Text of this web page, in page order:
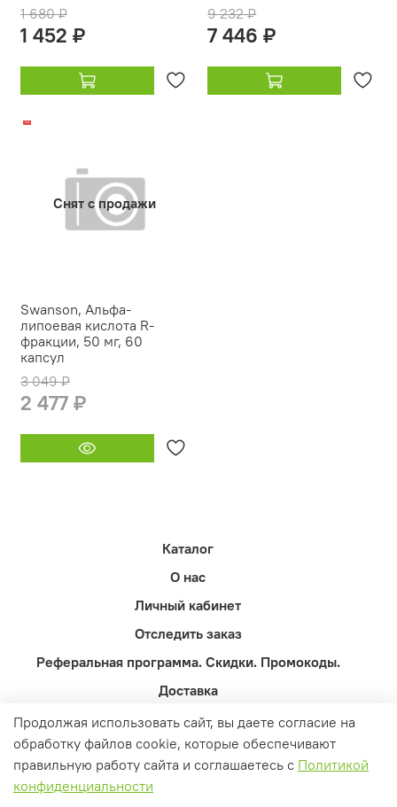
1 680 ₽
1 452 ₽
9 232 ₽
7 446 ₽
Снят с продажи
-19%
Swanson, Альфа-
липоевая кислота R-
фракции, 50 мг, 60
капсул
3 049 ₽
2 477 ₽
Каталог
О нас
Личный кабинет
Отследить заказ
Реферальная программа. Скидки. Промокоды.
Доставка
Оферта и политика конфиденциальности
Пользовательское соглашение
Контакты
Продолжая использовать сайт, вы даете согласие на
обработку файлов cookie, которые обеспечивают
правильную работу сайта и соглашаетесь с Политикой
конфиденциальности